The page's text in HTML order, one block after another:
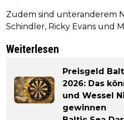
Zudem sind unteranderem
Schindler, Ricky Evans und
Weiterlesen
Preisgeld
2026: Das
und Wessel
gewinnen